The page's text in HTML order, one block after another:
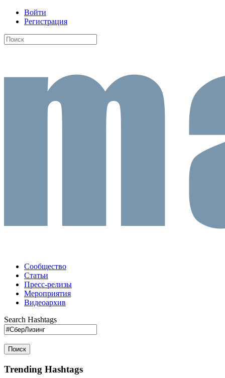
Войти
Регистрация
Сообщество
Статьи
Пресс-релизы
Мероприятия
Видеоархив
Search Hashtags
Поиск
Trending Hashtags